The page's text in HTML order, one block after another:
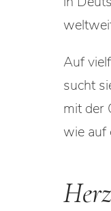
Auf
sucht
mit der
wie auf